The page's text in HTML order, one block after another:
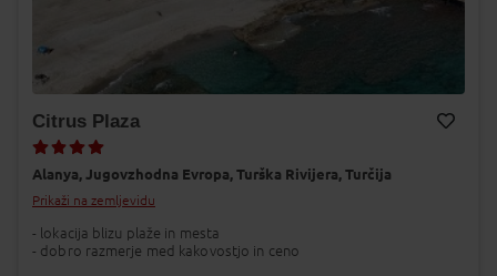
Citrus Plaza
Alanya,
Jugovzhodna Evropa, Turška Rivijera, Turčija
Prikaži na zemljevidu
- lokacija blizu plaže in mesta
- dobro razmerje med kakovostjo in ceno